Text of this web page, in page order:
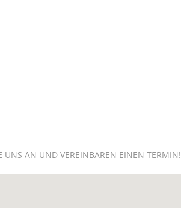
UNS AN UND VEREINBAREN EINEN TERMIN!